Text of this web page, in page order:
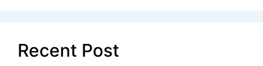
Recent Post